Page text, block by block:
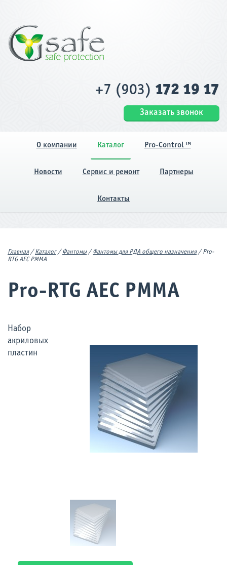
+7 (903) 172 19 17
Заказать звонок
О компании Каталог Pro-Control ™
Новости Сервис и ремонт Партнеры
Контакты
Главная/ Каталог/ Фантомы/ Фантомы для РДА общего назначения/ Pro-
RTG AEC PMMA
Pro-RTG AEC PMMA
Набор
акриловых
пластин